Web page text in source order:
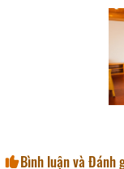
Bình luận và Đánh